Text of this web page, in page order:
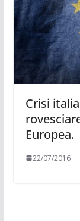
Crisi
Europea.
22/07/2016